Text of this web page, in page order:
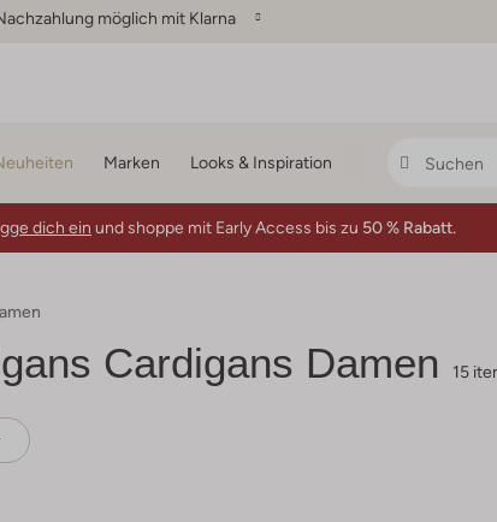
möglich mit Klarna
Marken Looks & Inspiration
dich ein und shoppe mit Early Access bis zu 50 % Rabatt.
Cardigans Damen 15